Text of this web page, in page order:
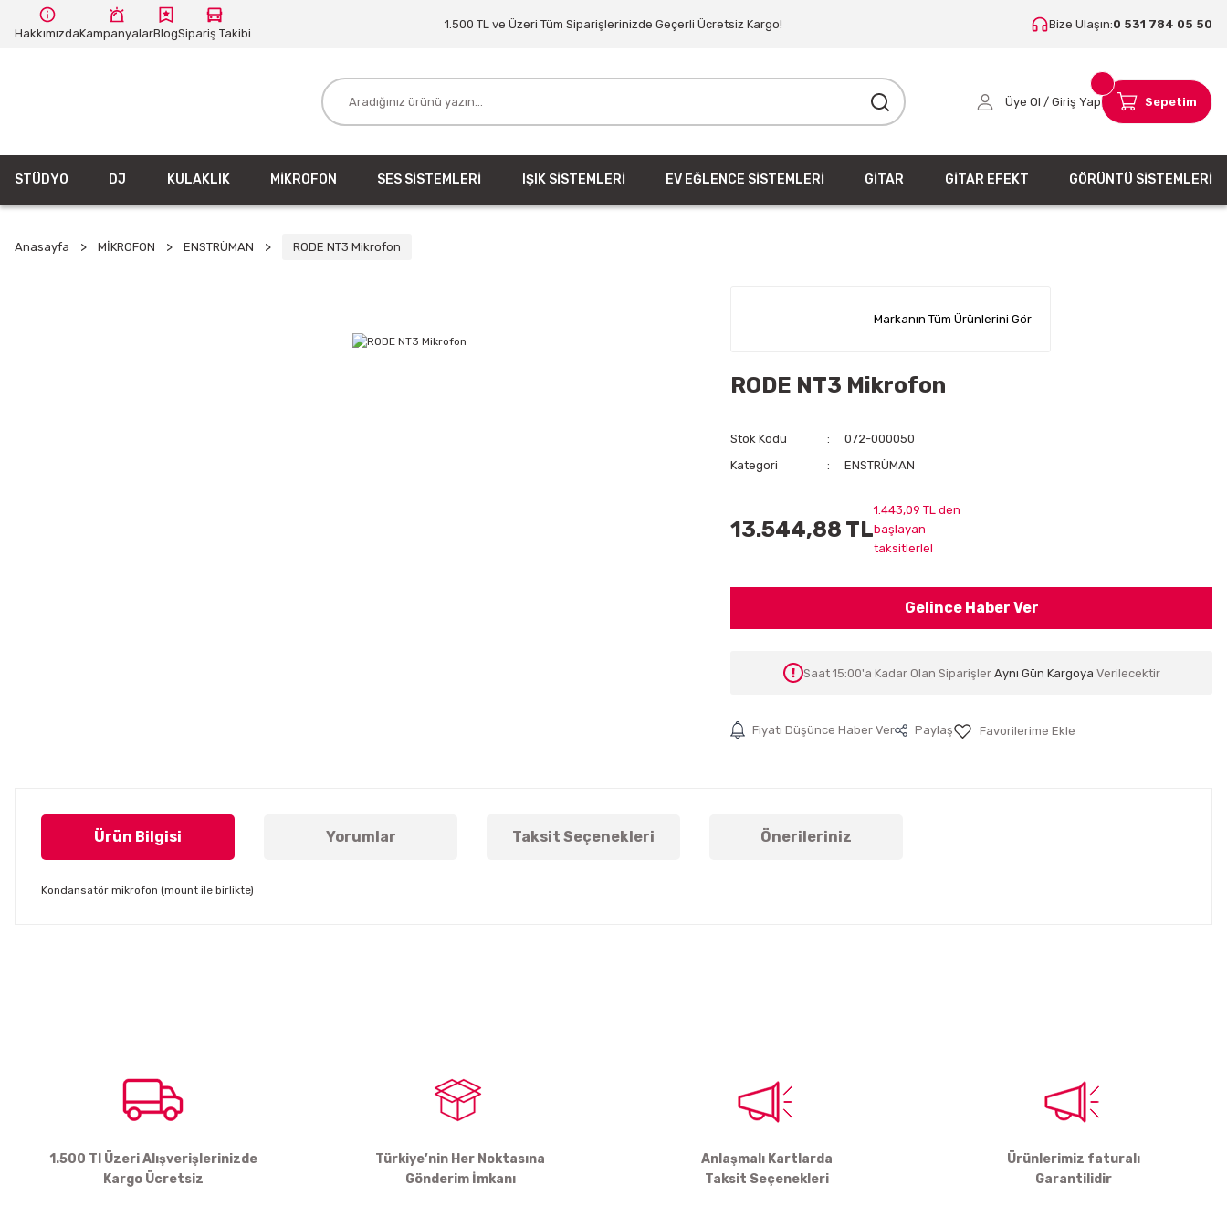
HakkımızdaKampanyalarBlogSipariş Takibi
1.500 TL ve Üzeri Tüm Siparişlerinizde Geçerli Ücretsiz Kargo! Bize Ulaşın:0 531 784 05 50
Üye Ol / Giriş Yap Sepetim
STÜDYO DJ KULAKLIK MİKROFON SES SİSTEMLERİ IŞIK SİSTEMLERİ EV EĞLENCE SİSTEMLERİ GİTAR GİTAR EFEKT GÖRÜNTÜ SİSTEMLERİ
Anasayfa MİKROFON ENSTRÜMAN RODE NT3 Mikrofon
Markanın Tüm Ürünlerini Gör
RODE NT3 Mikrofon
Stok Kodu
072-000050
Kategori
ENSTRÜMAN
13.544,88 TL
1.443,09 TL den
başlayan
taksitlerle!
Gelince Haber Ver
Saat 15:00'a Kadar Olan Siparişler Aynı Gün Kargoya Verilecektir
Fiyatı Düşünce Haber Ver Paylaş
Ürün Bilgisi Yorumlar Taksit Seçenekleri Önerileriniz
Kondansatör mikrofon (mount ile birlikte)
Bu ürüne benzer farklı alternatifler olmalı.
1.500 Tl Üzeri Alışverişlerinizde
Kargo Ücretsiz
Türkiye’nin Her Noktasına
Gönderim İmkanı
Anlaşmalı Kartlarda
Taksit Seçenekleri
Ürünlerimiz faturalı
Garantilidir